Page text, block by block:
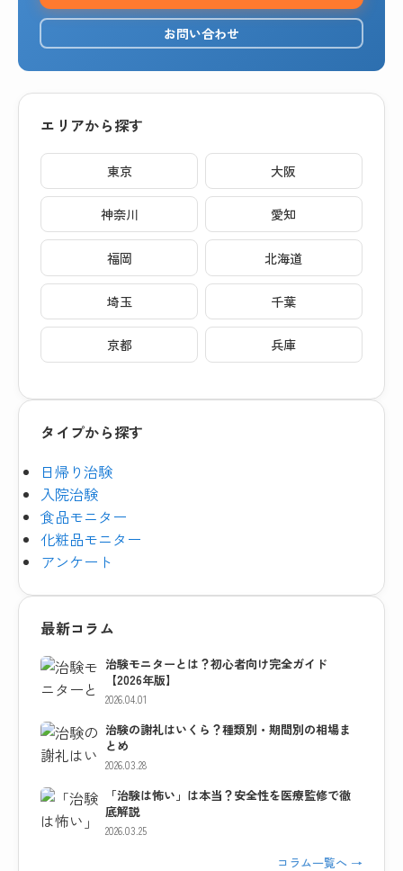
お問い合わせ
エリアから探す
東京 大阪
神奈川 愛知
福岡 北海道
埼玉 千葉
京都 兵庫
タイプから探す
日帰り治験
入院治験
食品モニター
化粧品モニター
アンケート
最新コラム
治験モニターとは？初心者向け完全ガイド
【2026年版】
2026.04.01
治験の謝礼はいくら？種類別・期間別の相場ま
とめ
2026.03.28
「治験は怖い」は本当？安全性を医療監修で徹
底解説
2026.03.25
コラム一覧へ →